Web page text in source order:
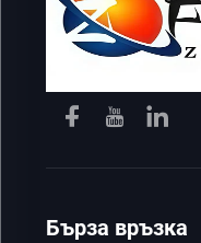
Бърза връзка